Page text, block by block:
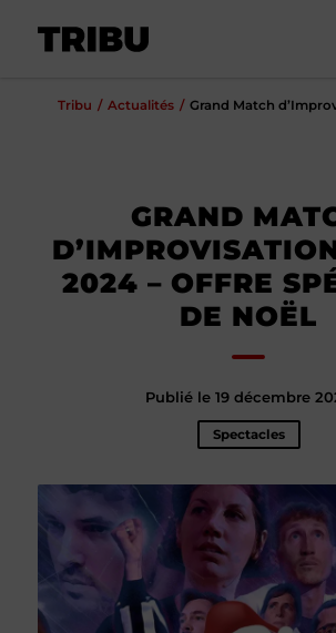
Tribu Actualités Grand Match
GRAND
2024 – OFFRE
DE NOËL
Publié le 19 décembre
Spectacles